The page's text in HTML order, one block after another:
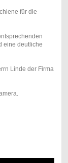
für die
eine deutliche
Linde der Firma